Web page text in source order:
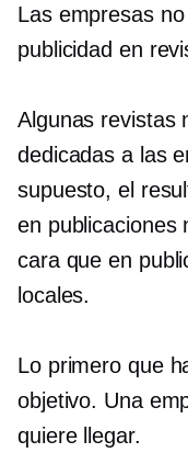
Las empresas
publicidad en
Algunas revistas
dedicadas a las
supuesto, el
en publicaciones
cara que en
locales.
Lo primero que
objetivo. Una
quiere llegar.